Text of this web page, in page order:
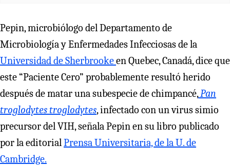
Pepin, microbiólogo del Departamento de
Microbiología y Enfermedades Infecciosas de la
Universidad de Sherbrookeen Quebec, Canadá, dice que
este “Paciente Cero” probablemente resultó herido
después de matar una subespecie de chimpancé,Pan
troglodytes troglodytes, infectado con un virus simio
precursor del VIH, señala Pepin en su libro publicado
por la editorialPrensa Universitaria, de la U. de
Cambridge.